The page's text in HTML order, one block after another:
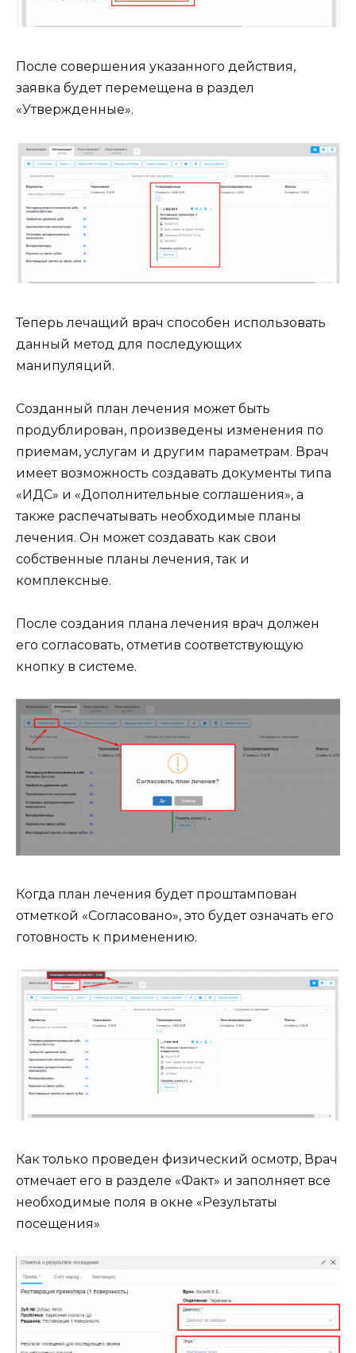
После совершения указанного действия,
заявка будет перемещена в раздел
«Утвержденные».
Теперь лечащий врач способен использовать
данный метод для последующих
манипуляций.
Созданный план лечения может быть
продублирован, произведены изменения по
приемам, услугам и другим параметрам. Врач
имеет возможность создавать документы типа
«ИДС» и «Дополнительные соглашения», а
также распечатывать необходимые планы
лечения. Он может создавать как свои
собственные планы лечения, так и
комплексные.
После создания плана лечения врач должен
его согласовать, отметив соответствующую
кнопку в системе.
Когда план лечения будет проштампован
отметкой «Согласовано», это будет означать его
готовность к применению.
Как только проведен физический осмотр, Врач
отмечает его в разделе «Факт» и заполняет все
необходимые поля в окне «Результаты
посещения»